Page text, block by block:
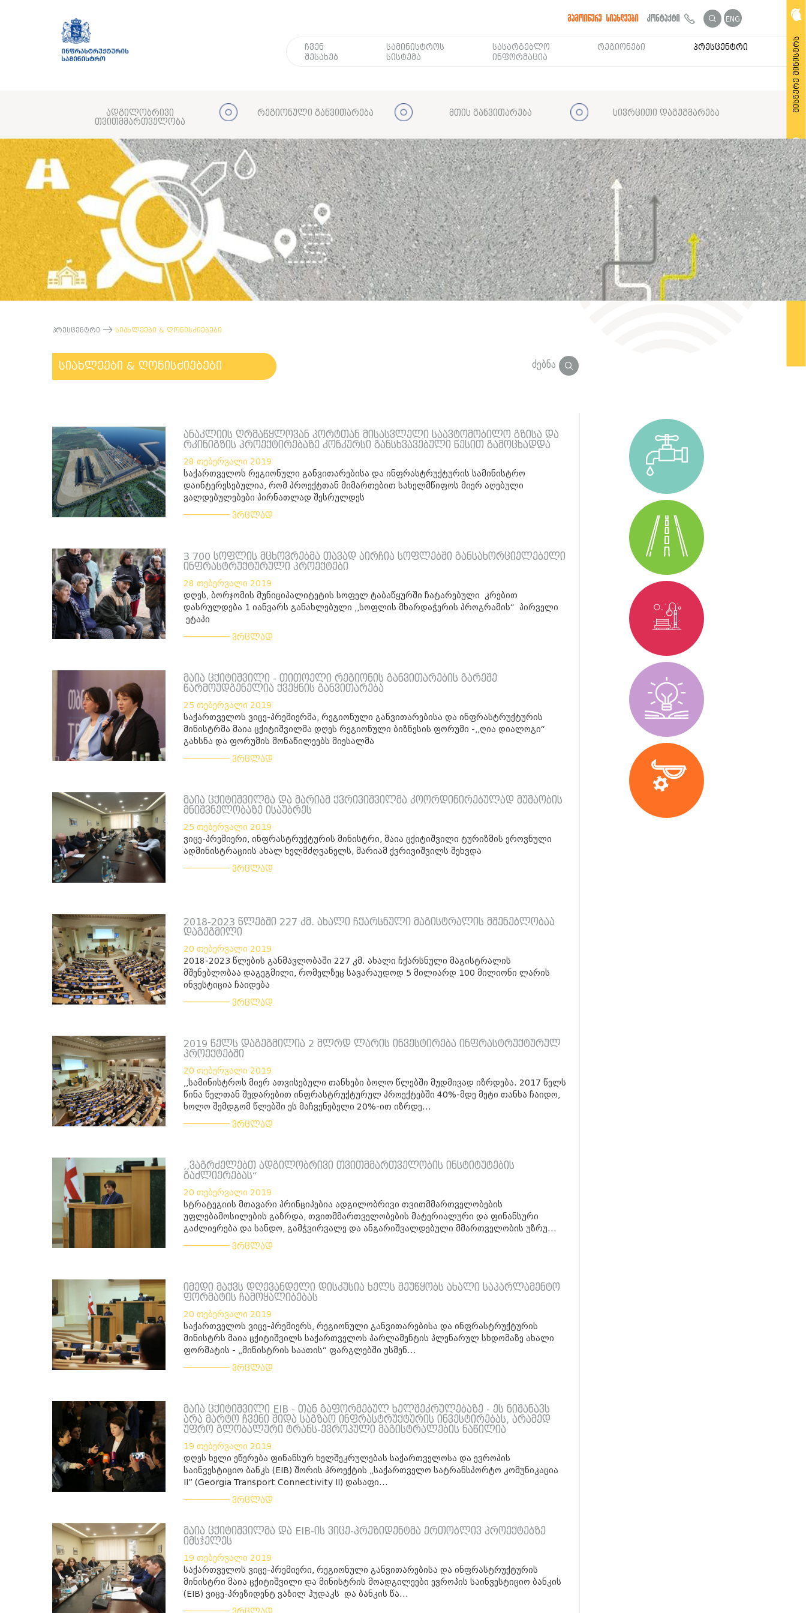
გამოიწერე სიახლეები კონტაქტი ENG
ჩვენ
შესახებ
სამინისტროს
სისტემა
სასარგებლო
ინფორმაცია
რეგიონები პრესცენტრი
ადგილობრივი
თვითმმართველობა
რეგიონული განვითარება მთის განვითარება სივრცითი დაგეგმარება
მისწერე მინისტრს
მოითხოვე საჯარო ინფორმაცია
პრესცენტრი სიახლეები & ღონისძიებები
სიახლეები & ღონისძიებები ძებნა
ანაკლიის ღრმაწყლოვან პორტთან მისასვლელი საავტომობილო გზისა და
რკინიგზის პროექტირებაზე კონკურსი განსხვავებული წესით გამოცხადდა
28 თებერვალი 2019
საქართველოს რეგიონული განვითარებისა და ინფრასტრუქტურის სამინისტრო
დაინტერესებულია, რომ პროექტთან მიმართებით სახელმწიფოს მიერ აღებული
ვალდებულებები პირნათლად შესრულდეს
ვრცლად
3 700 სოფლის მცხოვრებმა თავად აირჩია სოფლებში განსახორციელებელი
ინფრასტრუქტურული პროექტები
28 თებერვალი 2019
დღეს, ბორჯომის მუნიციპალიტეტის სოფელ ტაბაწყურში ჩატარებული კრებით
დასრულდება 1 იანვარს განახლებული ,,სოფლის მხარდაჭერის პროგრამის“ პირველი
ეტაპი
ვრცლად
მაია ცქიტიშვილი - თითოელი რეგიონის განვითარების გარეშე
წარმოუდგენელია ქვეყნის განვითარება
25 თებერვალი 2019
საქართველოს ვიცე-პრემიერმა, რეგიონული განვითარებისა და ინფრასტრუქტურის
მინისტრმა მაია ცქიტიშვილმა დღეს რეგიონული ბიზნესის ფორუმი -,,ღია დიალოგი“
გახსნა და ფორუმის მონაწილეებს მიესალმა
ვრცლად
მაია ცქიტიშვილმა და მარიამ ქვრივიშვილმა კოორდინირებულად მუშაობის
მნიშვნელობაზე ისაუბრეს
25 თებერვალი 2019
ვიცე-პრემიერი, ინფრასტრუქტურის მინისტრი, მაია ცქიტიშვილი ტურიზმის ეროვნული
ადმინისტრაციის ახალ ხელმძღვანელს, მარიამ ქვრივიშვილს შეხვდა
ვრცლად
2018-2023 წლებში 227 კმ. ახალი ჩქარსნული მაგისტრალის მშენებლობაა
დაგეგმილი
20 თებერვალი 2019
2018-2023 წლების განმავლობაში 227 კმ. ახალი ჩქარსნული მაგისტრალის
მშენებლობაა დაგეგმილი, რომელზეც სავარაუდოდ 5 მილიარდ 100 მილიონი ლარის
ინვესტიცია ჩაიდება
ვრცლად
2019 წელს დაგეგმილია 2 მლრდ ლარის ინვესტირება ინფრასტრუქტურულ
პროექტებში
20 თებერვალი 2019
,,სამინისტროს მიერ ათვისებული თანხები ბოლო წლებში მუდმივად იზრდება. 2017 წელს
წინა წელთან შედარებით ინფრასტრუქტურულ პროექტებში 40%-მდე მეტი თანხა ჩაიდო,
ხოლო შემდგომ წლებში ეს მაჩვენებელი 20%-ით იზრდე...
ვრცლად
,,ვაგრძელებთ ადგილობრივი თვითმმართველობის ინსტიტუტების
გაძლიერებას“
20 თებერვალი 2019
სტრატეგიის მთავარი პრინციპებია ადგილობრივი თვითმმართველობების
უფლებამოსილების გაზრდა, თვითმმართველობების მატერიალური და ფინანსური
გაძლიერება და სანდო, გამჭვირვალე და ანგარიშვალდებული მმართველობის უზრუ...
ვრცლად
იმედი მაქვს დღევანდელი დისკუსია ხელს შეუწყობს ახალი საპარლამენტო
ფორმატის ჩამოყალიბებას
20 თებერვალი 2019
საქართველოს ვიცე-პრემიერს, რეგიონული განვითარებისა და ინფრასტრუქტურის
მინისტრს მაია ცქიტიშვილს საქართველოს პარლამენტის პლენარულ სხდომაზე ახალი
ფორმატის - „მინისტრის საათის“ ფარგლებში უსმენ...
ვრცლად
მაია ცქიტიშვილი EIB - თან გაფორმებულ ხელშეკრულებაზე - ეს ნიშანავს
არა მარტო ჩვენი შიდა საგზაო ინფრასტრუქტურის ინვესტირებას, არამედ
უფრო გლობალური ტრანს-ევროპული მაგისტრალების ნაწილია
19 თებერვალი 2019
დღეს ხელი ეწერება ფინანსურ ხელშეკრულებას საქართველოსა და ევროპის
საინვესტიციო ბანკს (EIB) შორის პროექტის „საქართველო სატრანსპორტო კომუნიკაცია
II” (Georgia Transport Connectivity II) დასაფი...
ვრცლად
მაია ცქიტიშვილმა და EIB-ის ვიცე-პრეზიდენტმა ერთობლივ პროექტებზე
იმსჯელეს
19 თებერვალი 2019
საქართველოს ვიცე-პრემიერი, რეგიონული განვითარებისა და ინფრასტრუქტურის
მინისტრი მაია ცქიტიშვილი და მინისტრის მოადგილეები ევროპის საინვესტიციო ბანკის
(EIB) ვიცე-პრეზიდენტ ვაზილ ჰუდაკს და ბანკის წა...